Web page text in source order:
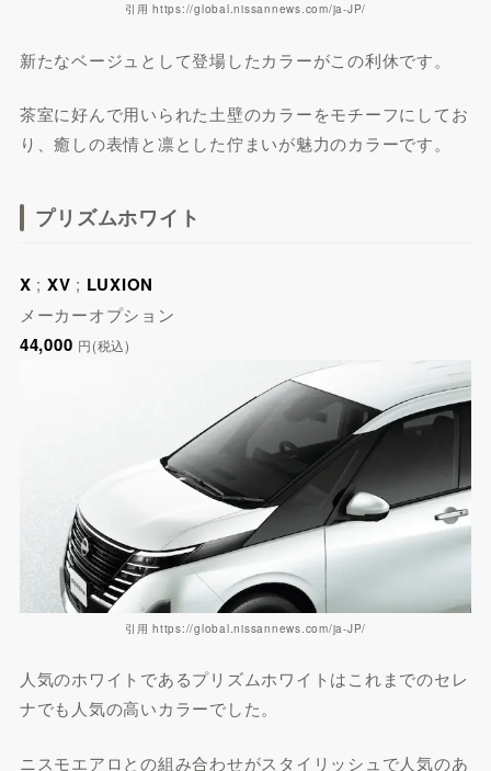
引用 https://global.nissannews.com/ja-JP/
新たなベージュとして登場したカラーがこの利休です。
茶室に好んで用いられた土壁のカラーをモチーフにしてお
り、癒しの表情と凛とした佇まいが魅力のカラーです。
プリズムホワイト
X ; XV ; LUXION
メーカーオプション
44,000 円(税込)
引用 https://global.nissannews.com/ja-JP/
人気のホワイトであるプリズムホワイトはこれまでのセレ
ナでも人気の高いカラーでした。
ニスモエアロとの組み合わせがスタイリッシュで人気のあ